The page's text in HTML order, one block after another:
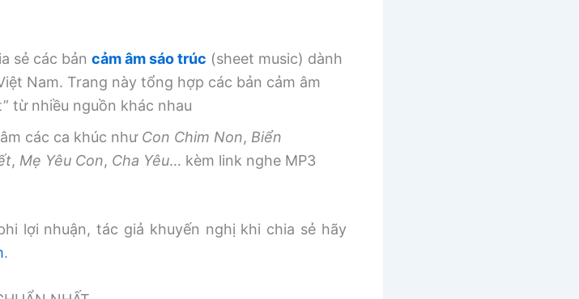
sẻ các bản cảm âm sáo trúc (sheet music) dành
Nam. Trang này tổng hợp các bản cảm âm
từ nhiều nguồn khác nhau
các ca khúc như Con Chim Non, Biển
, Mẹ Yêu Con, Cha Yêu… kèm link nghe MP3
lợi nhuận, tác giả khuyến nghị khi chia sẻ hãy
.